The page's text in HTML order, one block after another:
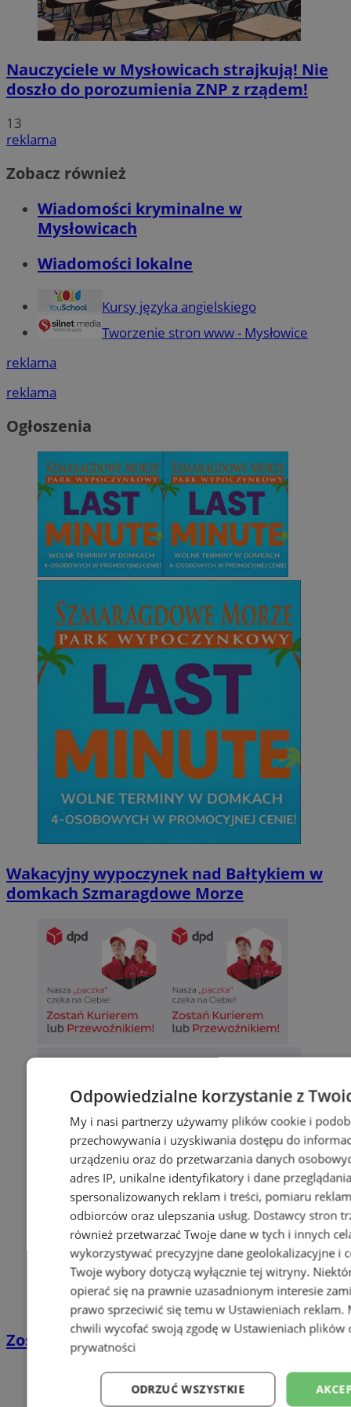
Nauczyciele w Mysłowicach strajkują! Nie
doszło do porozumienia ZNP z rządem!
13
reklama
Zobacz również
Wiadomości kryminalne w
Mysłowicach
Wiadomości lokalne
Kursy języka angielskiego
Tworzenie stron www - Mysłowice
reklama
reklama
Ogłoszenia
Wakacyjny wypoczynek nad Bałtykiem w
domkach Szmaragdowe Morze
Zostań kierowcą w DPD
Odpowiedzialne korzystanie z
My i nasi partnerzy używamy plików cookie i
przechowywania i uzyskiwania dostępu do
urządzeniu oraz do przetwarzania danych
adres IP, unikalne identyfikatory i dane
spersonalizowanych reklam i treści, pomiaru
odbiorców oraz ulepszania usług. Dostawcy stron
również przetwarzać Twoje dane w tych i innych
wykorzystywać precyzyjne dane geolokalizacyjne i
Twoje wybory dotyczą wyłącznie tej witryny.
opierać się na prawnie uzasadnionym interesie
prawo sprzeciwić się temu w Ustawieniach reklam.
chwili wycofać swoją zgodę w Ustawieniach plików
prywatności
ODRZUĆ WSZYSTKIE